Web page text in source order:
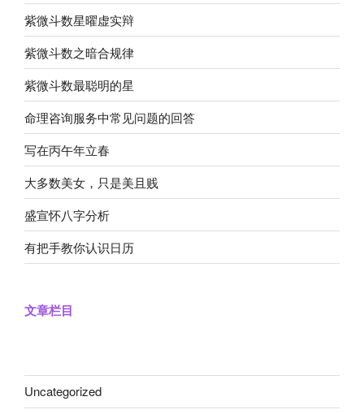
紫微斗数星曜虚实辩
紫微斗数之暗合规律
紫微斗数最聪明的星
命理咨询服务中常见问题的回答
写在丙午年立春
大多数美女，只是美且贱
盛宣怀八字分析
有把手教你认识日历
文章栏目
Uncategorized